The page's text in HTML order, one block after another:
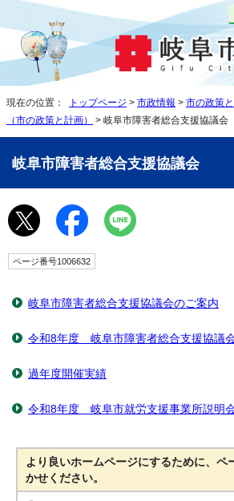
現在の位置： トップページ > 市政情報 > 市の政策
（市の政策と計画）
> 岐阜市障害者総合支援協議会
岐阜市障害者総合支援協議会
ページ番号1006632
岐阜市障害者総合支援協議会のご案内
令和8年度 岐阜市障害者総合支援協議
過年度開催実績
令和8年度 岐阜市就労支援事業所説明
より良いホームページにするために、ペ
かせください。